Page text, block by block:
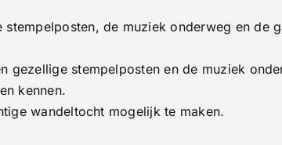
de muziek onderweg en de
gezellige stempelposten en de muziek
kennen.
wandeltocht mogelijk te maken.